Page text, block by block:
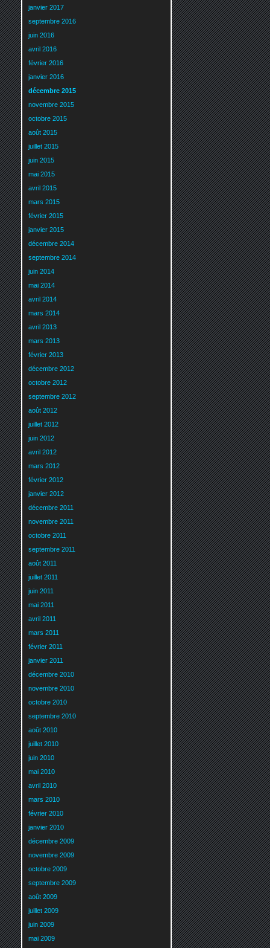
janvier 2017
septembre 2016
juin 2016
avril 2016
février 2016
janvier 2016
décembre 2015
novembre 2015
octobre 2015
août 2015
juillet 2015
juin 2015
mai 2015
avril 2015
mars 2015
février 2015
janvier 2015
décembre 2014
septembre 2014
juin 2014
mai 2014
avril 2014
mars 2014
avril 2013
mars 2013
février 2013
décembre 2012
octobre 2012
septembre 2012
août 2012
juillet 2012
juin 2012
avril 2012
mars 2012
février 2012
janvier 2012
décembre 2011
novembre 2011
octobre 2011
septembre 2011
août 2011
juillet 2011
juin 2011
mai 2011
avril 2011
mars 2011
février 2011
janvier 2011
décembre 2010
novembre 2010
octobre 2010
septembre 2010
août 2010
juillet 2010
juin 2010
mai 2010
avril 2010
mars 2010
février 2010
janvier 2010
décembre 2009
novembre 2009
octobre 2009
septembre 2009
août 2009
juillet 2009
juin 2009
mai 2009